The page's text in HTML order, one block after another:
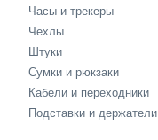
Часы и трекеры
Чехлы
Штуки
Сумки и рюкзаки
Кабели и переходники
Подставки и держатели